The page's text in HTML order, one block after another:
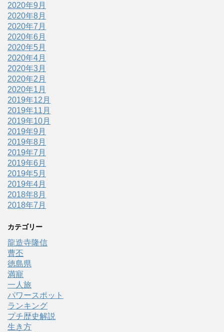
2020年9月
2020年8月
2020年7月
2020年6月
2020年5月
2020年4月
2020年3月
2020年2月
2020年1月
2019年12月
2019年11月
2019年10月
2019年9月
2019年8月
2019年7月
2019年6月
2019年5月
2019年4月
2018年8月
2018年7月
カテゴリー
龍造寺隆信
曹丕
徳島県
満寵
一人旅
パワースポット
ランキング
プチ歴史解説
生き方